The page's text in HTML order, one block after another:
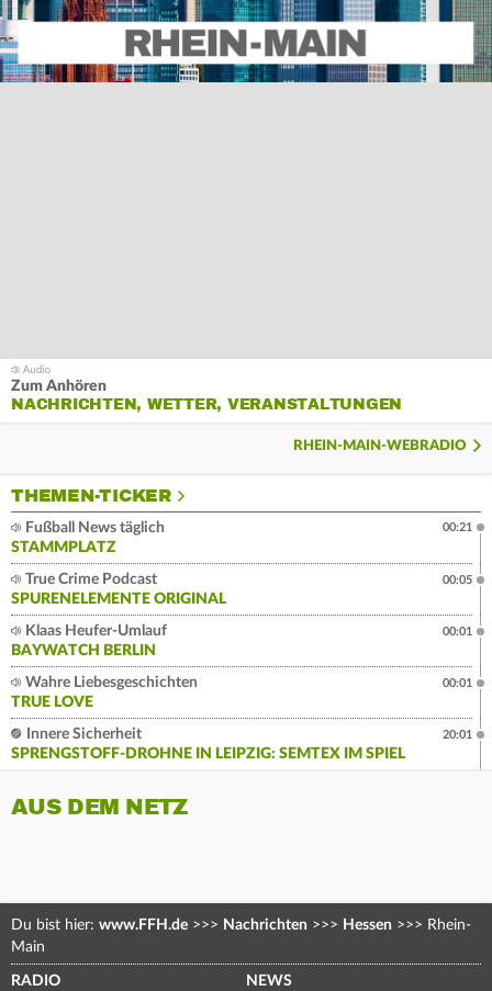
Zum Anhören
NACHRICHTEN, WETTER, VERANSTALTUNGEN
RHEIN-MAIN-WEBRADIO
THEMEN-TICKER
Fußball News täglich
STAMMPLATZ
00:21
True Crime Podcast
SPURENELEMENTE ORIGINAL
00:05
Klaas Heufer-Umlauf
BAYWATCH BERLIN
00:01
Wahre Liebesgeschichten
TRUE LOVE
00:01
Innere Sicherheit
SPRENGSTOFF-DROHNE IN LEIPZIG: SEMTEX IM SPIEL
20:01
AUS DEM NETZ
Du bist hier: www.FFH.de >>> Nachrichten >>> Hessen >>> Rhein-
Main
RADIO NEWS